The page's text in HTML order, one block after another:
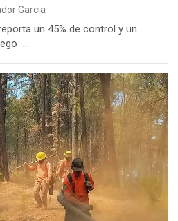
Garcia
un 45% de control y un
…